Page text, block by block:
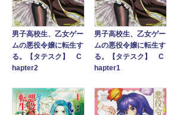
男子高校生、乙女ゲー
ムの悪役令嬢に転生す
る。【タテスク】 C
hapter2
男子高校生、乙女ゲー
ムの悪役令嬢に転生す
る。【タテスク】 C
hapter1